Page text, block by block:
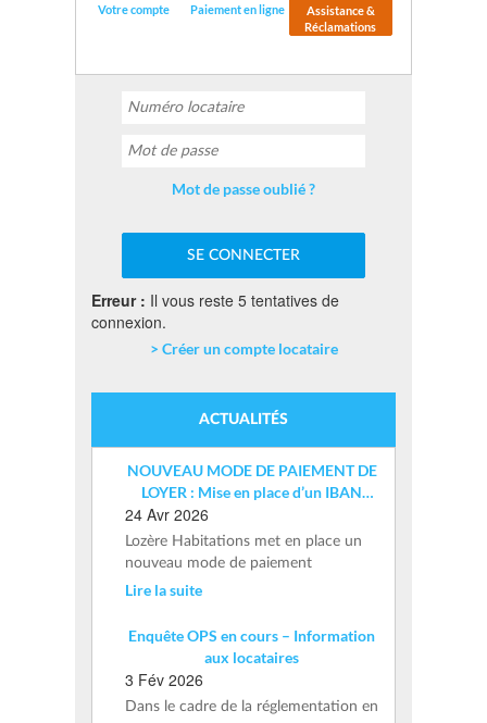
Votre compte Paiement en ligne
Assistance &
Réclamations
Mot de passe oublié ?
Erreur : Il vous reste 5 tentatives de
connexion.
> Créer un compte locataire
ACTUALITÉS
NOUVEAU MODE DE PAIEMENT DE
LOYER : Mise en place d’un IBAN
24 Avr 2026
Lozère Habitations met en place un
nouveau mode de paiement
Lire la suite
Enquête OPS en cours – Information
aux locataires
3 Fév 2026
Dans le cadre de la réglementation en